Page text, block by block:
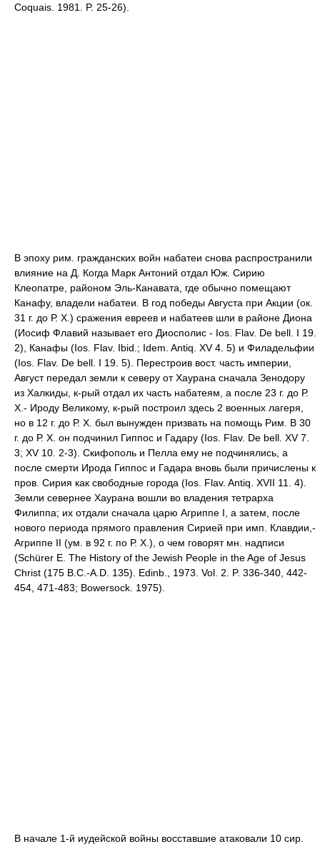
Coquais. 1981. P. 25-26).
В эпоху рим. гражданских войн набатеи снова распространили
влияние на Д. Когда Марк Антоний отдал Юж. Сирию
Клеопатре, районом Эль-Канавата, где обычно помещают
Канафу, владели набатеи. В год победы Августа при Акции (ок.
31 г. до Р. Х.) сражения евреев и набатеев шли в районе Диона
(Иосиф Флавий называет его Диосполис - Ios. Flav. De bell. I 19.
2), Канафы (Ios. Flav. Ibid.; Idem. Antiq. XV 4. 5) и Филадельфии
(Ios. Flav. De bell. I 19. 5). Перестроив вост. часть империи,
Август передал земли к северу от Хаурана сначала Зенодору
из Халкиды, к-рый отдал их часть набатеям, а после 23 г. до Р.
Х.- Ироду Великому, к-рый построил здесь 2 военных лагеря,
но в 12 г. до Р. Х. был вынужден призвать на помощь Рим. В 30
г. до Р. Х. он подчинил Гиппос и Гадару (Ios. Flav. De bell. XV 7.
3; XV 10. 2-3). Скифополь и Пелла ему не подчинялись, а
после смерти Ирода Гиппос и Гадара вновь были причислены к
пров. Сирия как свободные города (Ios. Flav. Antiq. XVII 11. 4).
Земли севернее Хаурана вошли во владения тетрарха
Филиппа; их отдали сначала царю Агриппе I, а затем, после
нового периода прямого правления Сирией при имп. Клавдии,-
Агриппе II (ум. в 92 г. по Р. Х.), о чем говорят мн. надписи
(Schürer E. The History of the Jewish People in the Age of Jesus
Christ (175 B.C.-A.D. 135). Edinb., 1973. Vol. 2. P. 336-340, 442-
454, 471-483; Bowersock. 1975).
В начале 1-й иудейской войны восставшие атаковали 10 сир.